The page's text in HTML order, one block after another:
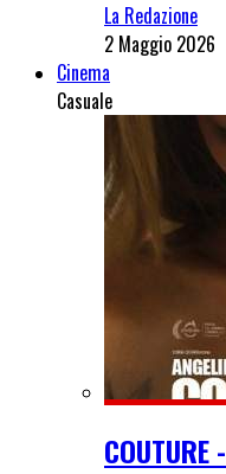
La Redazione
2 Maggio 2026
Cinema
Casuale